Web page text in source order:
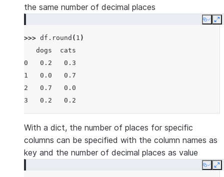
the same number of decimal places
Copy
>>> df . round ( 1 )
   dogs  cats
0   0.2   0.3
1   0.0   0.7
2   0.7   0.0
3   0.2   0.2
With a dict, the number of places for specific
columns can be specified with the column names as
key and the number of decimal places as value
Copy